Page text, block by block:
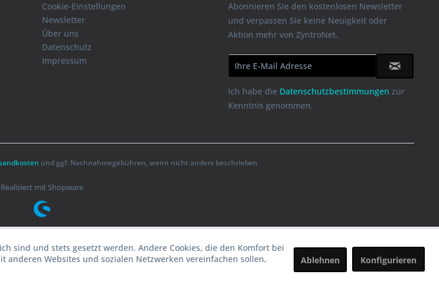
Cookie-Einstellungen
Newsletter
Über uns
Datenschutz
Impressum
Abonnieren Sie den kostenlosen Newsletter
und verpassen Sie keine Neuigkeit oder
Aktion mehr von ZyntroNet.
Ich habe die Datenschutzbestimmungen zur
Kenntnis genommen.
und ggf. Nachnahmegebühren, wenn nicht anders beschrieben
Realisiert mit Shopware
sind und stets gesetzt werden. Andere Cookies, die den Komfort bei
Websites und sozialen Netzwerken vereinfachen sollen,
Ablehnen Konfigurieren